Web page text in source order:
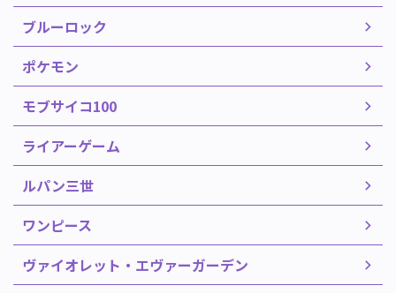
ブルーロック
ポケモン
モブサイコ100
ライアーゲーム
ルパン三世
ワンピース
ヴァイオレット・エヴァーガーデン